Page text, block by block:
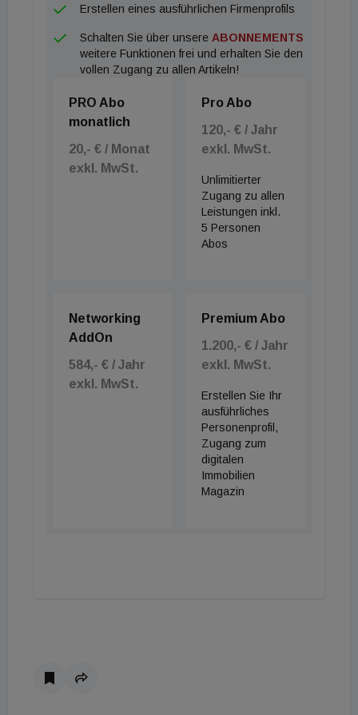
Erstellen eines ausführlichen Firmenprofils
Schalten Sie über unsere ABONNEMENTS
weitere Funktionen frei und erhalten Sie den
vollen Zugang zu allen Artikeln!
PRO Abo
monatlich
20,- € / Monat
exkl. MwSt.
Pro Abo
120,- € / Jahr
exkl. MwSt.
Unlimitierter
Zugang zu allen
Leistungen inkl.
5 Personen
Abos
Networking
AddOn
584,- € / Jahr
exkl. MwSt.
Premium Abo
1.200,- € / Jahr
exkl. MwSt.
Erstellen Sie Ihr
ausführliches
Personenprofil,
Zugang zum
digitalen
Immobilien
Magazin